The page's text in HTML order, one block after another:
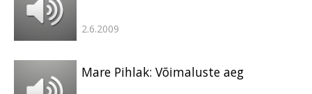
2.6.2009
Mare Pihlak: Võimaluste aeg